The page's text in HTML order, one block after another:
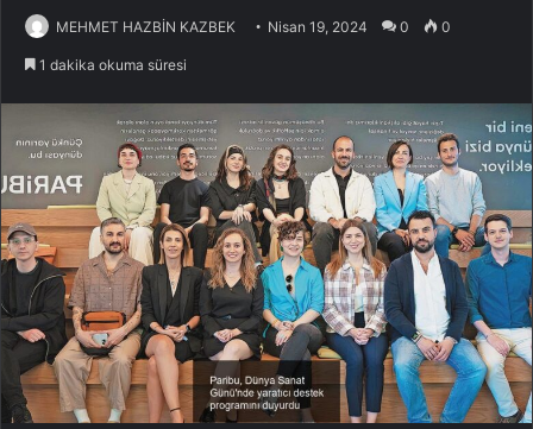
MEHMET HAZBİN KAZBEK Nisan 19, 2024 0 0
1 dakika okuma süresi